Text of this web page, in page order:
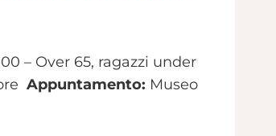
– Over 65, ragazzi under
Appuntamento: Museo